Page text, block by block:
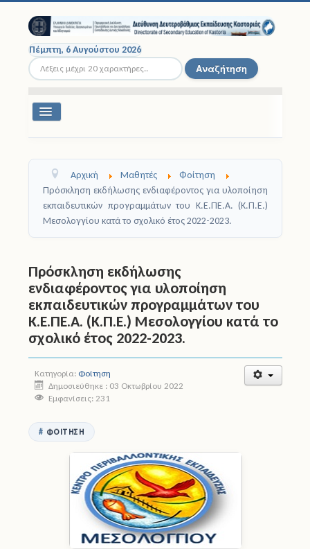
Πέμπτη, 6 Αυγούστου 2026
Αναζήτηση... Αναζήτηση
Εναλλαγή
Σχολικές Μονάδες
Εκπαιδευτικοί
Σχολικές Εκδρομές
Νομοθεσία
Άδειες
Πολιτική Προστασία
Ηλεκτρονικές Υπηρεσίες
Αρχική Μαθητές
Φοίτηση
Πρόσκληση εκδήλωσης ενδιαφέροντος για υλοποίηση
εκπαιδευτικών προγραμμάτων του Κ.Ε.ΠΕ.Α. (Κ.Π.Ε.)
Μεσολογγίου κατά το σχολικό έτος 2022-2023.
Πρόσκληση εκδήλωσης
ενδιαφέροντος για υλοποίηση
εκπαιδευτικών προγραμμάτων του
Κ.Ε.ΠΕ.Α. (Κ.Π.Ε.) Μεσολογγίου κατά το
σχολικό έτος 2022-2023.
Κατηγορία: Φοίτηση
Δημοσιεύθηκε : 03 Οκτωβρίου 2022
Εμφανίσεις: 231
ΦΟΊΤΗΣΗ